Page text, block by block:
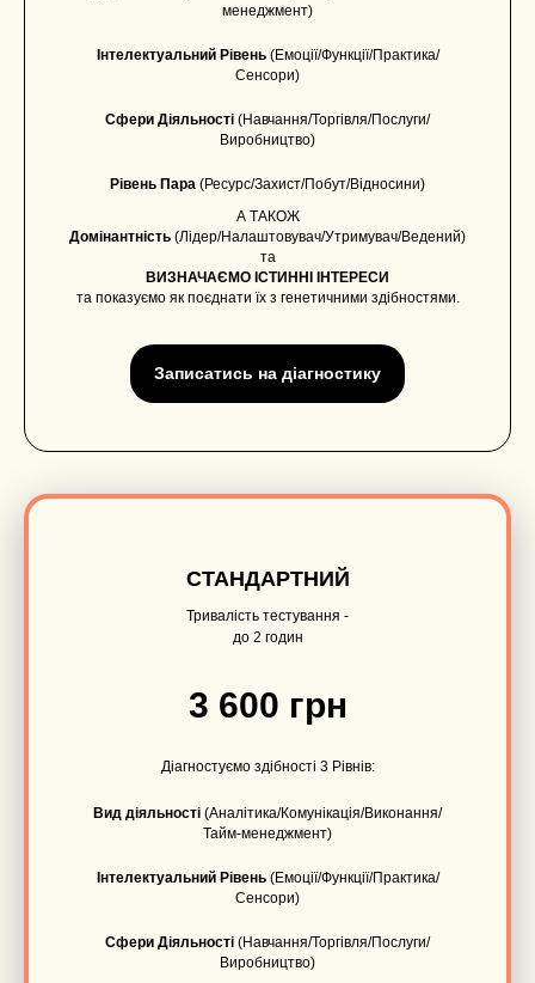
менеджмент)
Інтелектуальний Рівень (Емоції/Функції/Практика/
Сенсори)
Сфери Діяльності (Навчання/Торгівля/Послуги/
Виробництво)
Рівень Пара (Ресурс/Захист/Побут/Відносини)
А ТАКОЖ
Домінантність (Лідер/Налаштовувач/Утримувач/Ведений)
та
ВИЗНАЧАЄМО ІСТИННІ ІНТЕРЕСИ
та показуємо як поєднати їх з генетичними здібностями.
Записатись на діагностику
СТАНДАРТНИЙ
Тривалість тестування -
до 2 годин
3 600 грн
Діагностуємо здібності 3 Рівнів:
Вид діяльності (Аналітика/Комунікація/Виконання/
Тайм-менеджмент)
Інтелектуальний Рівень (Емоції/Функції/Практика/
Сенсори)
Сфери Діяльності (Навчання/Торгівля/Послуги/
Виробництво)